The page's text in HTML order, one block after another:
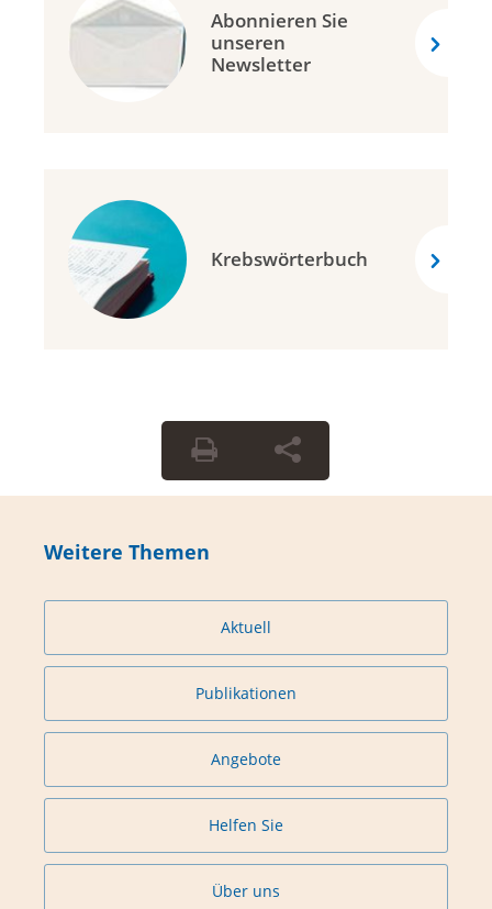
Abonnieren Sie
unseren
Newsletter
Krebswörterbuch
Weitere Themen
Aktuell
Publikationen
Angebote
Helfen Sie
Über uns